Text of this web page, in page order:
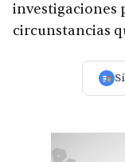
investigaciones
circunstancias